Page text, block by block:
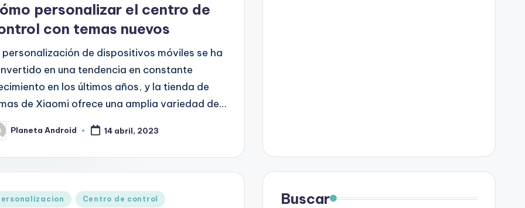
personalizar el centro de
con temas nuevos
personalización de dispositivos móviles se ha
en una tendencia en constante
en los últimos años, y la tienda de
de Xiaomi ofrece una amplia variedad de…
Planeta Android 14 abril, 2023
Centro de control Buscar